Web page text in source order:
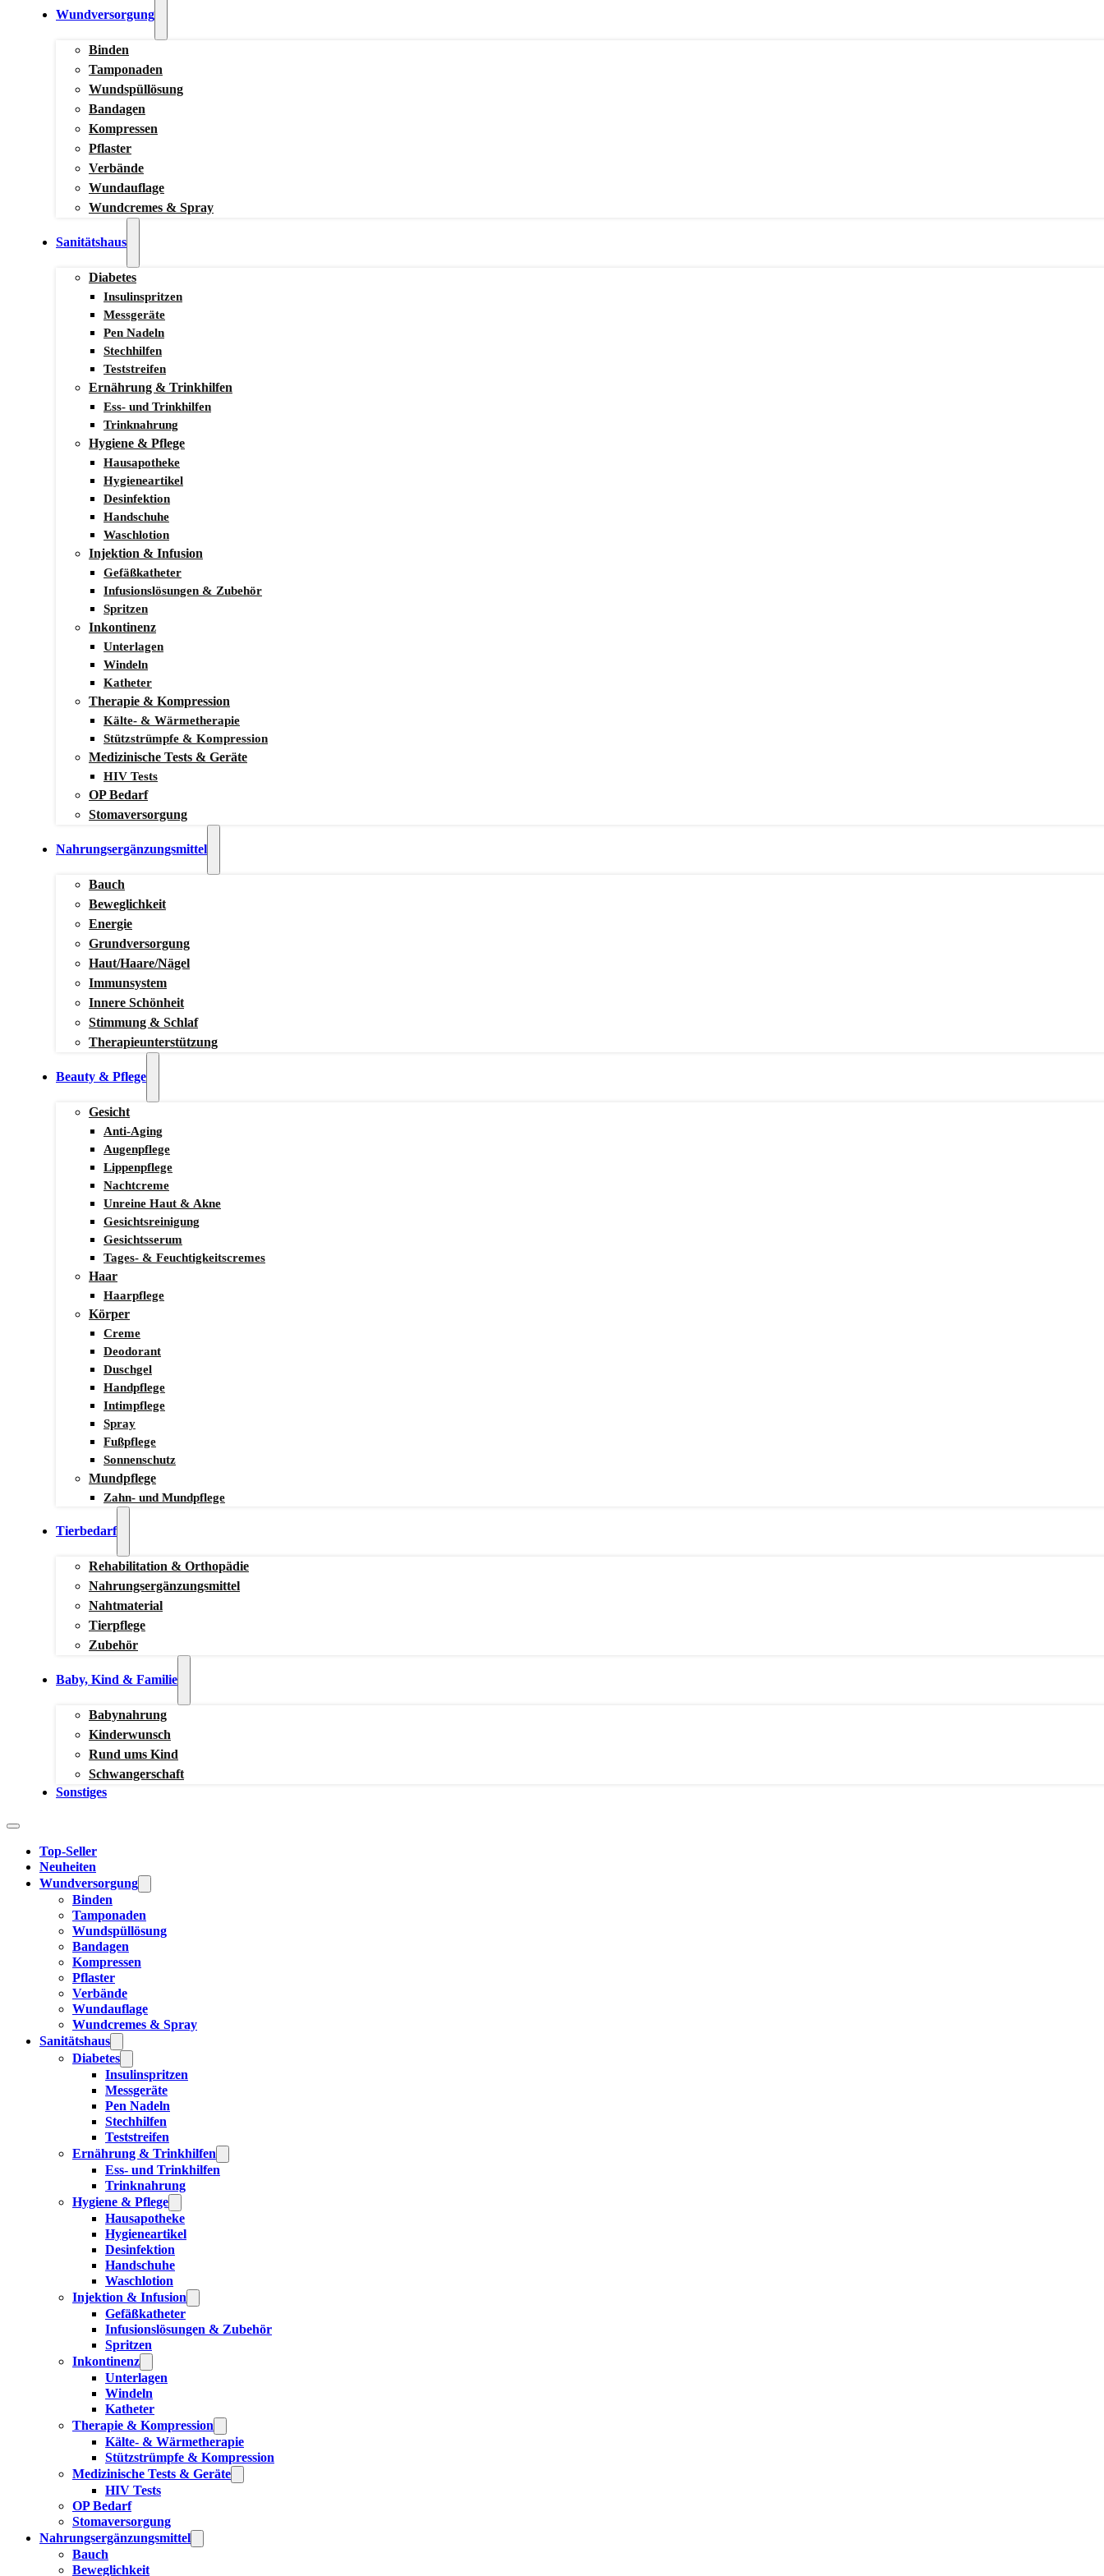
Wundversorgung
Binden
Tamponaden
Wundspüllösung
Bandagen
Kompressen
Pflaster
Verbände
Wundauflage
Wundcremes & Spray
Sanitätshaus
Diabetes
Insulinspritzen
Messgeräte
Pen Nadeln
Stechhilfen
Teststreifen
Ernährung & Trinkhilfen
Ess- und Trinkhilfen
Trinknahrung
Hygiene & Pflege
Hausapotheke
Hygieneartikel
Desinfektion
Handschuhe
Waschlotion
Injektion & Infusion
Gefäßkatheter
Infusionslösungen & Zubehör
Spritzen
Inkontinenz
Unterlagen
Windeln
Katheter
Therapie & Kompression
Kälte- & Wärmetherapie
Stützstrümpfe & Kompression
Medizinische Tests & Geräte
HIV Tests
OP Bedarf
Stomaversorgung
Nahrungsergänzungsmittel
Bauch
Beweglichkeit
Energie
Grundversorgung
Haut/Haare/Nägel
Immunsystem
Innere Schönheit
Stimmung & Schlaf
Therapieunterstützung
Beauty & Pflege
Gesicht
Anti-Aging
Augenpflege
Lippenpflege
Nachtcreme
Unreine Haut & Akne
Gesichtsreinigung
Gesichtsserum
Tages- & Feuchtigkeitscremes
Haar
Haarpflege
Körper
Creme
Deodorant
Duschgel
Handpflege
Intimpflege
Spray
Fußpflege
Sonnenschutz
Mundpflege
Zahn- und Mundpflege
Tierbedarf
Rehabilitation & Orthopädie
Nahrungsergänzungsmittel
Nahtmaterial
Tierpflege
Zubehör
Baby, Kind & Familie
Babynahrung
Kinderwunsch
Rund ums Kind
Schwangerschaft
Sonstiges
Top-Seller
Neuheiten
Wundversorgung
Binden
Tamponaden
Wundspüllösung
Bandagen
Kompressen
Pflaster
Verbände
Wundauflage
Wundcremes & Spray
Sanitätshaus
Diabetes
Insulinspritzen
Messgeräte
Pen Nadeln
Stechhilfen
Teststreifen
Ernährung & Trinkhilfen
Ess- und Trinkhilfen
Trinknahrung
Hygiene & Pflege
Hausapotheke
Hygieneartikel
Desinfektion
Handschuhe
Waschlotion
Injektion & Infusion
Gefäßkatheter
Infusionslösungen & Zubehör
Spritzen
Inkontinenz
Unterlagen
Windeln
Katheter
Therapie & Kompression
Kälte- & Wärmetherapie
Stützstrümpfe & Kompression
Medizinische Tests & Geräte
HIV Tests
OP Bedarf
Stomaversorgung
Nahrungsergänzungsmittel
Bauch
Beweglichkeit